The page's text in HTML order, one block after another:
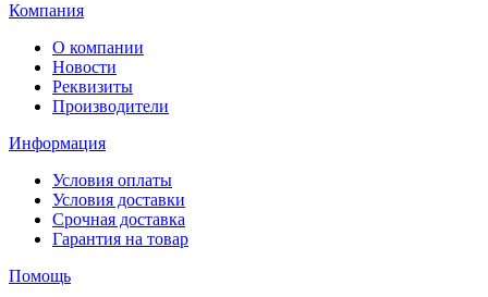
Компания
О компании
Новости
Реквизиты
Производители
Информация
Условия оплаты
Условия доставки
Срочная доставка
Гарантия на товар
Помощь